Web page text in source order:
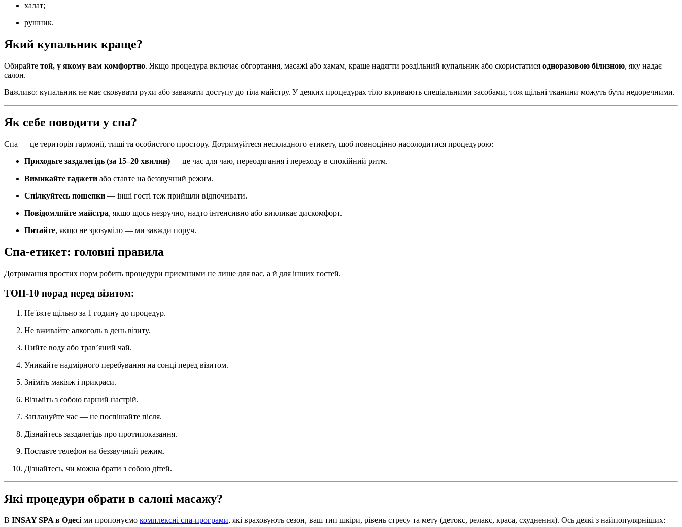
халат;
рушник.
Який купальник краще?
Обирайте той, у якому вам комфортно. Якщо процедура включає обгортання, масажі або хамам, краще надягти роздільний купальник або скористатися одноразовою білизною, яку надає
салон.
Важливо: купальник не має сковувати рухи або заважати доступу до тіла майстру. У деяких процедурах тіло вкривають спеціальними засобами, тож щільні тканини можуть бути недоречними.
Як себе поводити у спа?
Спа — це територія гармонії, тиші та особистого простору. Дотримуйтеся нескладного етикету, щоб повноцінно насолодитися процедурою:
Приходьте заздалегідь (за 15–20 хвилин) — це час для чаю, переодягання і переходу в спокійний ритм.
Вимикайте гаджети або ставте на беззвучний режим.
Спілкуйтесь пошепки — інші гості теж прийшли відпочивати.
Повідомляйте майстра, якщо щось незручно, надто інтенсивно або викликає дискомфорт.
Питайте, якщо не зрозуміло — ми завжди поруч.
Спа-етикет: головні правила
Дотримання простих норм робить процедури приємними не лише для вас, а й для інших гостей.
ТОП-10 порад перед візитом:
Не їжте щільно за 1 годину до процедур.
Не вживайте алкоголь в день візиту.
Пийте воду або трав’яний чай.
Уникайте надмірного перебування на сонці перед візитом.
Зніміть макіяж і прикраси.
Візьміть з собою гарний настрій.
Заплануйте час — не поспішайте після.
Дізнайтесь заздалегідь про протипоказання.
Поставте телефон на беззвучний режим.
Дізнайтесь, чи можна брати з собою дітей.
Які процедури обрати в салоні масажу?
В INSAY SPA в Одесі ми пропонуємо комплексні спа-програми, які враховують сезон, ваш тип шкіри, рівень стресу та мету (детокс, релакс, краса, схуднення). Ось деякі з найпопулярніших: